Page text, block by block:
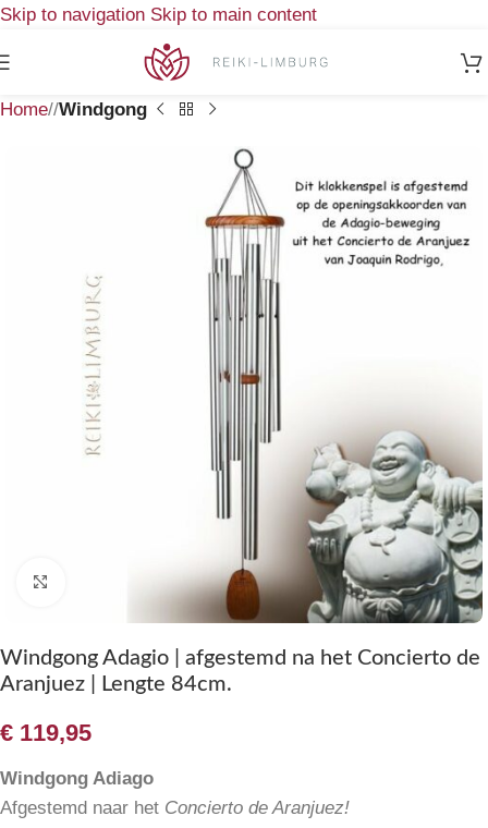
Skip to navigation Skip to main content
Home/ Windgong
Klik om te vergroten
Windgong Adagio | afgestemd na het Concierto de
Aranjuez | Lengte 84cm.
€ 119,95
Windgong Adiago
Afgestemd naar het Concierto de Aranjuez!